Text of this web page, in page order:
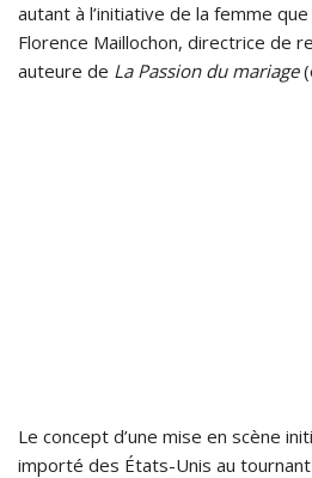
autant à l’initiative de la femme
Florence Maillochon, directrice de
auteure de La Passion du mariage
Le concept d’une mise en scène
importé des États-Unis au